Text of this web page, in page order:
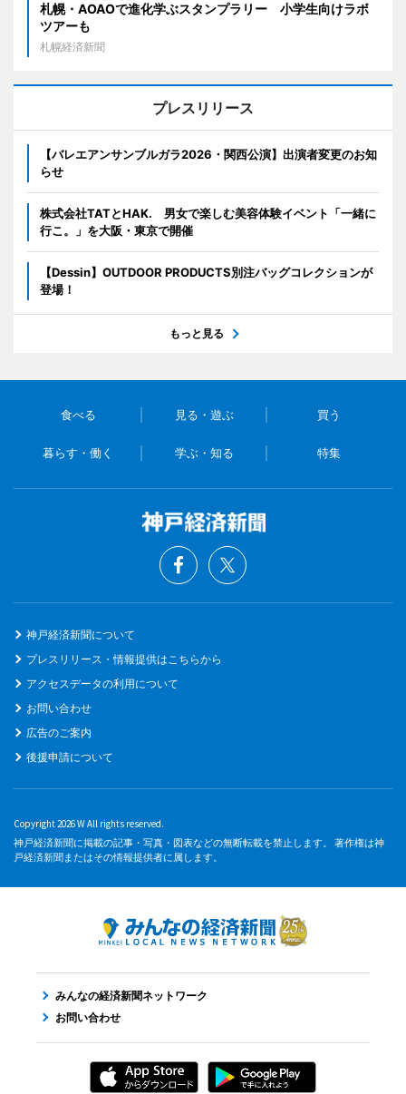
札幌・AOAOで進化学ぶスタンプラリー 小学生向けラボ
ツアーも
札幌経済新聞
プレスリリース
【バレエアンサンブルガラ2026・関西公演】出演者変更のお知
らせ
株式会社TATとHAK. 男女で楽しむ美容体験イベント「一緒に
行こ。」を大阪・東京で開催
【Dessin】OUTDOOR PRODUCTS別注バッグコレクションが
登場！
もっと見る
食べる 見る・遊ぶ 買う
暮らす・働く 学ぶ・知る 特集
神戸経済新聞について
プレスリリース・情報提供はこちらから
アクセスデータの利用について
お問い合わせ
広告のご案内
後援申請について
Copyright 2026 W All rights reserved.
神戸経済新聞に掲載の記事・写真・図表などの無断転載を禁止します。 著作権は神
戸経済新聞またはその情報提供者に属します。
みんなの経済新聞ネットワーク
お問い合わせ